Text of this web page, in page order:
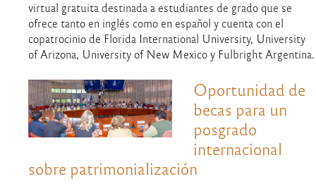
virtual gratuita destinada a estudiantes de grado que se
ofrece tanto en inglés como en español y cuenta con el
copatrocinio de Florida International University, University
of Arizona, University of New Mexico y Fulbright Argentina.
Oportunidad de
becas para un
posgrado
internacional
sobre patrimonialización